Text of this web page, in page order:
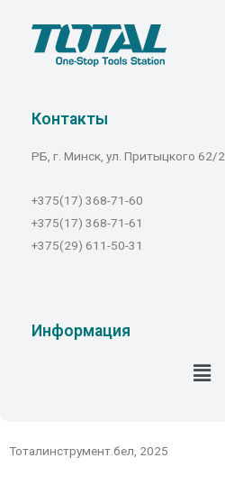
Контакты
РБ, г. Минск, ул. Притыцкого 62/2
+375(17) 368-71-60
+375(17) 368-71-61
+375(29) 611-50-31
Информация
Тоталинструмент.бел, 2025